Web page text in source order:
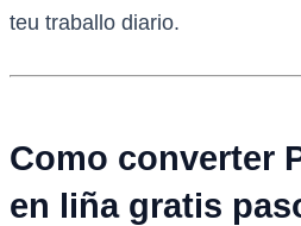
teu traballo diario.
Como converter
en liña gratis